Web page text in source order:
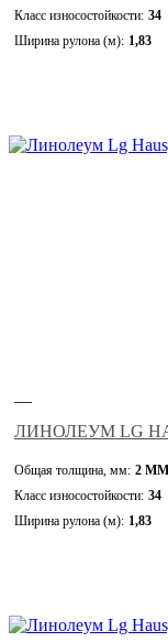
Класс износостойкости: 34
Ширина рулона (м): 1,83
—
ЛИНОЛЕУМ LG
Общая толщина, мм: 2
Класс износостойкости: 34
Ширина рулона (м): 1,83